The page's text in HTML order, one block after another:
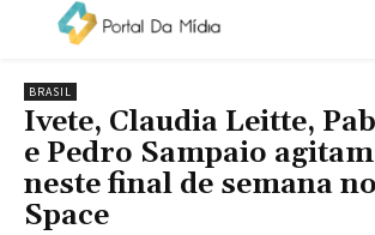
BRASIL
Ivete, Claudia Leitte,
e Pedro Sampaio
neste final de semana
Space